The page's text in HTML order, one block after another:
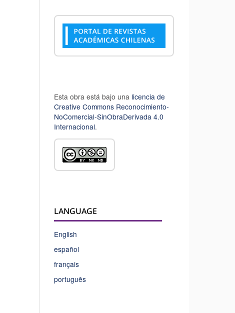
Esta obra está bajo una licencia de
Creative Commons Reconocimiento-
NoComercial-SinObraDerivada 4.0
Internacional.
LANGUAGE
English
español
français
português